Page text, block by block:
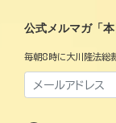
公式メルマガ「本
毎朝8時に大川隆法総